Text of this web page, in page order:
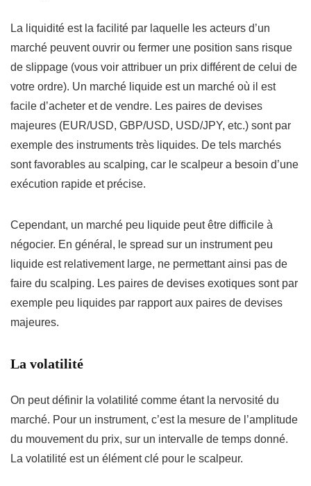
La liquidité est la facilité par laquelle les acteurs d’un
marché peuvent ouvrir ou fermer une position sans risque
de slippage (vous voir attribuer un prix différent de celui de
votre ordre). Un marché liquide est un marché où il est
facile d’acheter et de vendre. Les paires de devises
majeures (EUR/USD, GBP/USD, USD/JPY, etc.) sont par
exemple des instruments très liquides. De tels marchés
sont favorables au scalping, car le scalpeur a besoin d’une
exécution rapide et précise.
Cependant, un marché peu liquide peut être difficile à
négocier. En général, le spread sur un instrument peu
liquide est relativement large, ne permettant ainsi pas de
faire du scalping. Les paires de devises exotiques sont par
exemple peu liquides par rapport aux paires de devises
majeures.
La volatilité
On peut définir la volatilité comme étant la nervosité du
marché. Pour un instrument, c’est la mesure de l’amplitude
du mouvement du prix, sur un intervalle de temps donné.
La volatilité est un élément clé pour le scalpeur.